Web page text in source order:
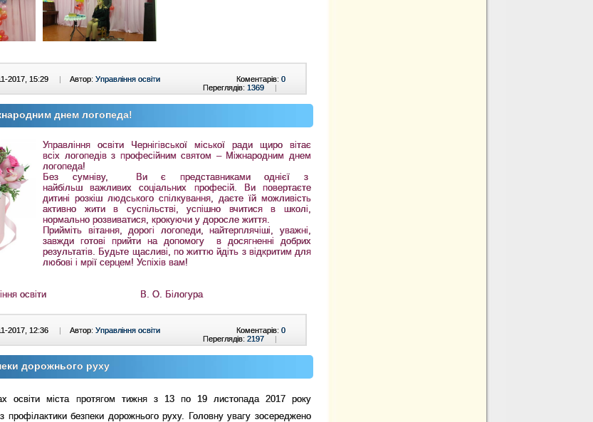
2017, 15:29 | Автор: Управління освіти Коментарів: 0
Переглядів: 1369 |
днем логопеда!
Управління освіти Чернігівської міської ради щиро вітає
всіх логопедів з професійним святом – Міжнародним днем
логопеда!
Без сумніву, Ви є представниками однієї з
найбільшважливих соціальних професій.
Ви повертаєте
дитині розкіш людського спілкування, даєте їй можливість
активно жити в суспільстві, успішно вчитися в школі,
нормально розвиватися, крокуючи у доросле життя.
Прийміть вітання, дорогі логопеди, найтерплячіші, уважні,
завжди готові прийти на допомогу в досягненні добрих
результатів. Будьте щасливі, по життю йдіть з відкритим для
любові і мрії серцем! Успіхів вам!
освіти В. О. Білогура
2017, 12:36 | Автор: Управління освіти Коментарів: 0
Переглядів: 2197 |
дорожнього руху
освіти міста протягом тижня з 13 по 19 листопада 2017 року
профілактики безпеки дорожнього руху. Головну увагу зосереджено